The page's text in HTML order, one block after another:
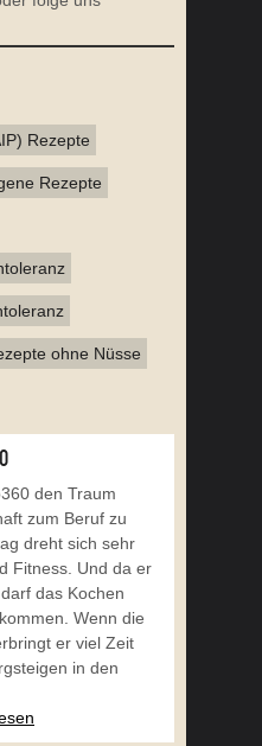
Rezepte
Rezepte
ohne Nüsse
den Traum
zum Beruf zu
dreht sich sehr
Fitness. Und da er
das Kochen
Wenn die
er viel Zeit
in den